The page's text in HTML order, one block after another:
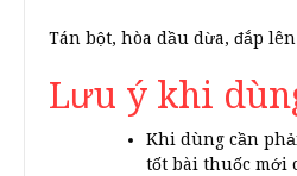
Tán bột, hòa dầu dừa, đắp
Lưu ý khi
Khi dùng cần
tốt bài thuốc mới